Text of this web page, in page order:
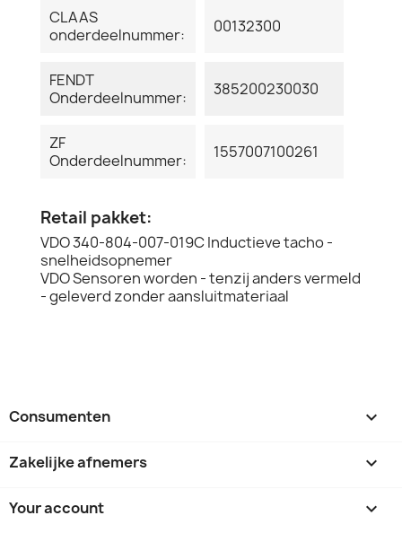
CLAAS
onderdeelnummer:
00132300
FENDT
Onderdeelnummer:
385200230030
ZF
Onderdeelnummer:
1557007100261
Retail pakket:
VDO 340-804-007-019C Inductieve tacho -
snelheidsopnemer
VDO Sensoren worden - tenzij anders vermeld
- geleverd zonder aansluitmateriaal
Consumenten 
Zakelijke afnemers 
Your account 